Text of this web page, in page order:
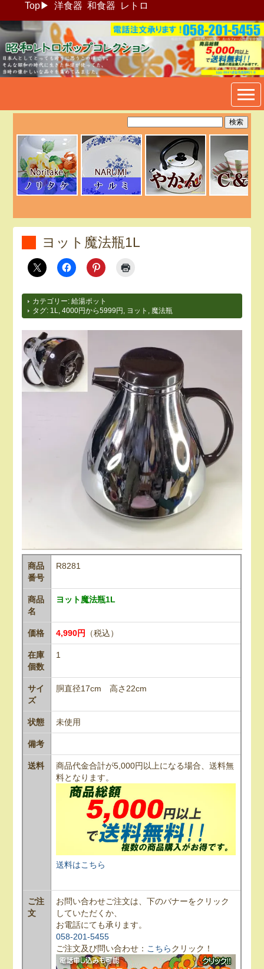
Top▶ 洋食器 和食器 レトロ
昭和レトロポップ食器生活雑
貨通販＠フリマート
ヨット魔法瓶1L
カテゴリー:給湯ポット
タグ: 1L ,4000円から5999円 ヨット 魔法瓶
商品
番号
R8281
商品
名
ヨット魔法瓶1L
価格 4,990円 （税込）
在庫
個数
1
サイ
ズ
胴直径17cm 高さ22cm
状態 未使用
備考
送料
商品代金合計が5,000円以上になる場合、送料無
料となります。
送料はこちら
ご注
文
お問い合わせご注文は、下のバナーをクリック
していただくか、
お電話にても承ります。
058-201-5455
ご注文及び問い合わせ： こちらクリック！